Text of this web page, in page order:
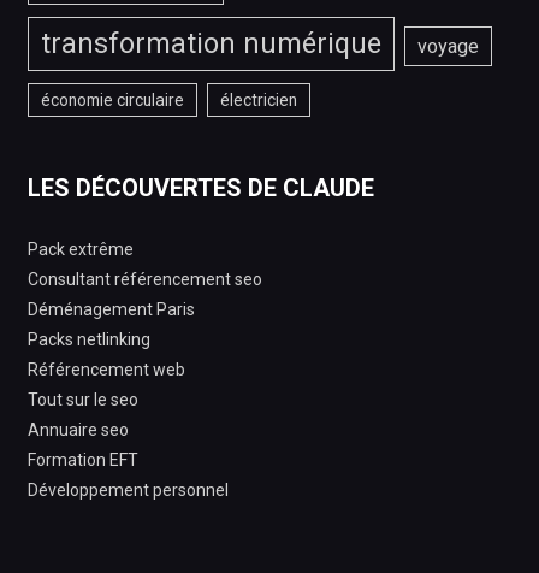
transformation numérique voyage
économie circulaire électricien
LES DÉCOUVERTES DE CLAUDE
Pack extrême
Consultant référencement seo
Déménagement Paris
Packs netlinking
Référencement web
Tout sur le seo
Annuaire seo
Formation EFT
Développement personnel